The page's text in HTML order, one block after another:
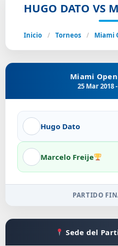
HUGO DATO VS
Inicio / Torneos / Miami
Miami Open
25 Mar 2018
Hugo Dato
Marcelo Freije
PARTIDO
Sede del